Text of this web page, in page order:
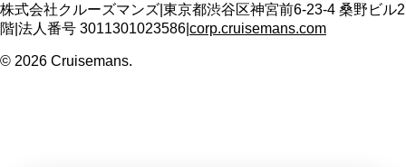
株式会社クルーズマンズ 東京都渋谷区神宮前6-23-4 桑野ビル2
階 法人番号 3011301023586 corp.cruisemans.com
© 2026 Cruisemans.